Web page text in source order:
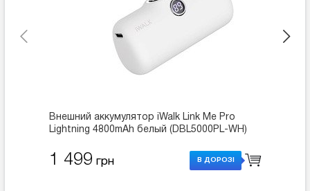
Внешний аккумулятор iWalk Link Me Pro
Lightning 4800mAh белый (DBL5000PL-WH)
1 499 грн В ДОРОЗІ